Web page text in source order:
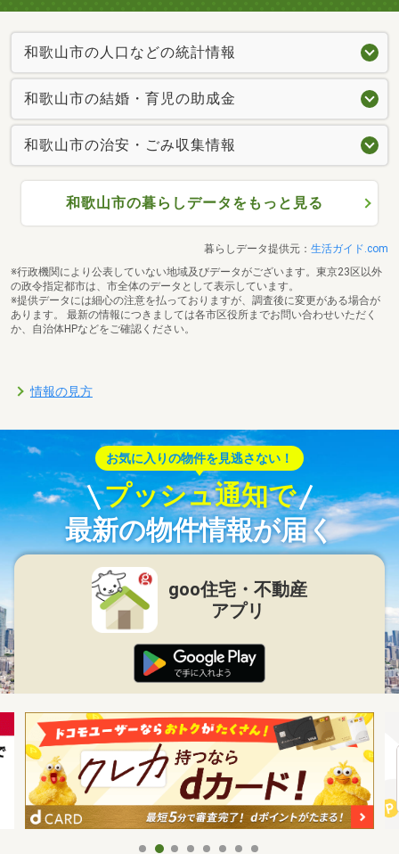
和歌山市の人口などの統計情報
和歌山市の結婚・育児の助成金
和歌山市の治安・ごみ収集情報
和歌山市の暮らしデータをもっと見る
暮らしデータ提供元： 生活ガイド.com
※行政機関により公表していない地域及びデータがございます。東京23区以外
の政令指定都市は、市全体のデータとして表示しています。
※提供データには細心の注意を払っておりますが、調査後に変更がある場合が
あります。 最新の情報につきましては各市区役所までお問い合わせいただく
か、自治体HPなどをご確認ください。
情報の見方
お気に入りの物件を見逃さない！
プッシュ通知で
最新の物件情報が届く
goo住宅・不動産
アプリ